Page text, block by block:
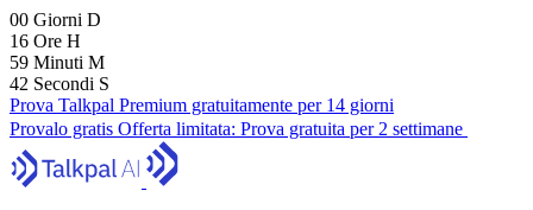
00 Giorni D
16 Ore H
59 Minuti M
41 Secondi S
Prova Talkpal Premium gratuitamente per 14 giorni
Provalo gratis Offerta limitata: Prova gratuita per 2 settimane